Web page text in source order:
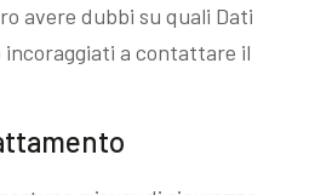
avere dubbi su quali Dati
incoraggiati a contattare il